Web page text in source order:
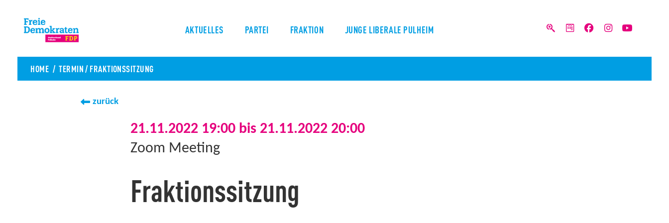
AKTUELLES PARTEI FRAKTION JUNGE LIBERALE PULHEIM
HOME TERMIN/FRAKTIONSSITZUNG
zurück
21.11.2022 19:00 bis 21.11.2022 20:00
Zoom Meeting
Fraktionssitzung